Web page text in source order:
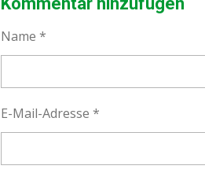
E
E
E
Name *
E-Mail-Adresse *